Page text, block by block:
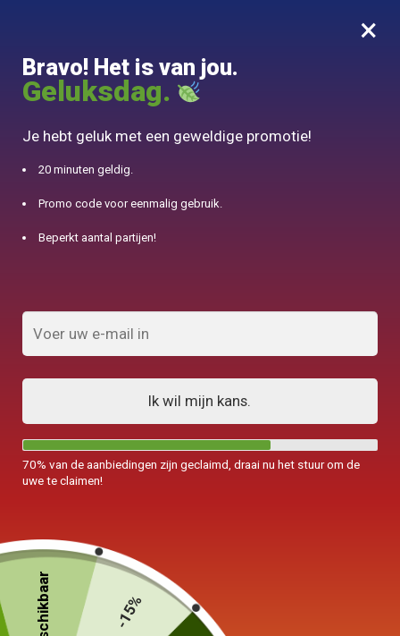
0
10% aangeboden voor 50€ aankopen met DJINN-code10
×
Bravo! Het is van jou.
Geluksdag.
Je hebt geluk met een geweldige promotie!
20 minuten geldig.
Promo code voor eenmalig gebruik.
Beperkt aantal partijen!
Ik wil mijn kans.
70% van de aanbiedingen zijn geclaimd, draai nu het stuur om de
uwe te claimen!
-15%